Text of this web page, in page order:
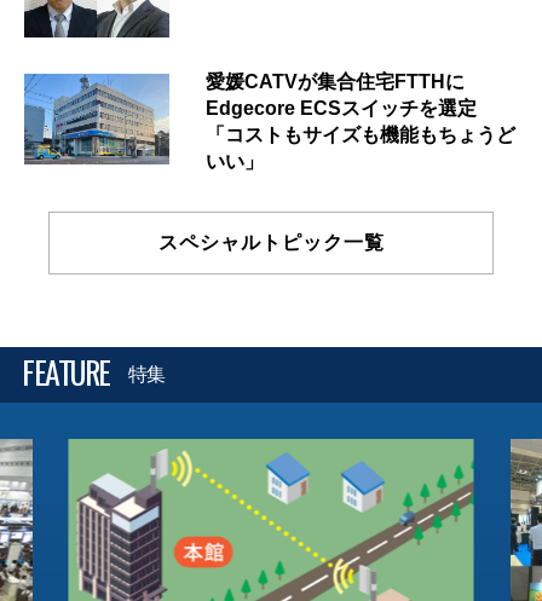
愛媛CATVが集合住宅FTTHに
Edgecore ECSスイッチを選定
「コストもサイズも機能もちょうど
いい」
スペシャルトピック一覧
FEATURE 特集